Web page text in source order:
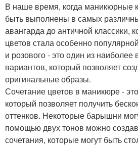
В наше время, когда маникюрные
быть выполнены в самых
авангарда до античной классики,
цветов стала особенно
и розового - это один из
вариантов, который позволяет
оригинальные образы.
Сочетание цветов в маникюре -
который позволяет получить
оттенков. Некоторые барышни
помощью двух тонов можно
сочетания, которые могут быть